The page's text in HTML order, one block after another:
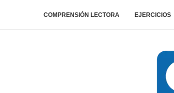
COMPRENSIÓN LECTORA EJERCICIOS